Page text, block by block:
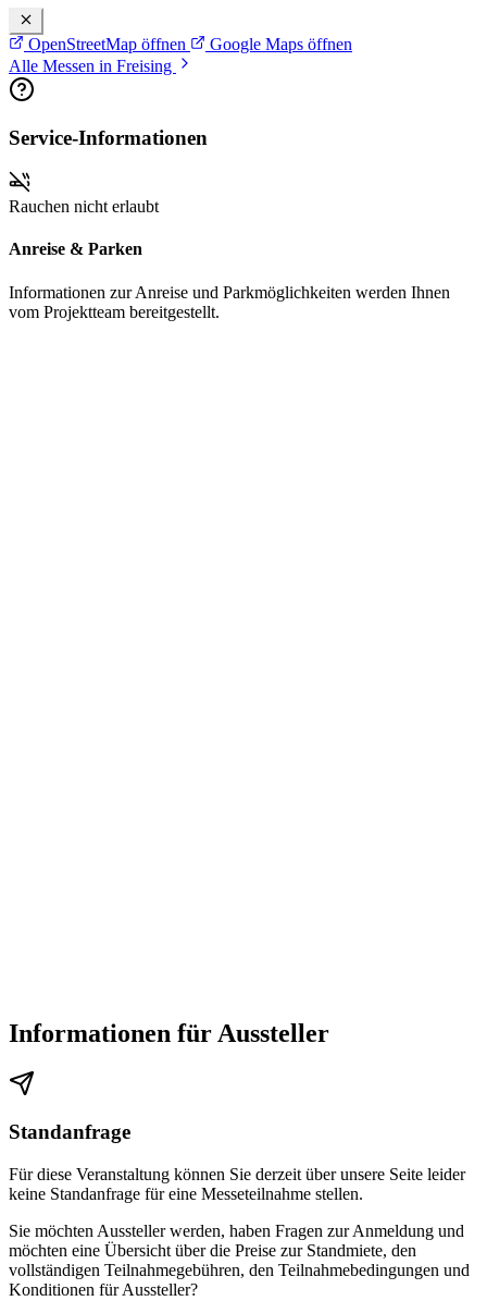
OpenStreetMap öffnen
Google Maps öffnen
Alle Messen in Freising
Service-Informationen
Rauchen nicht erlaubt
Anreise & Parken
Informationen zur Anreise und Parkmöglichkeiten werden Ihnen
vom Projektteam bereitgestellt.
Informationen für Aussteller
Standanfrage
Für diese Veranstaltung können Sie derzeit über unsere Seite leider
keine Standanfrage für eine Messeteilnahme stellen.
Sie möchten Aussteller werden, haben Fragen zur Anmeldung und
möchten eine Übersicht über die Preise zur Standmiete, den
vollständigen Teilnahmegebühren, den Teilnahmebedingungen und
Konditionen für Aussteller?